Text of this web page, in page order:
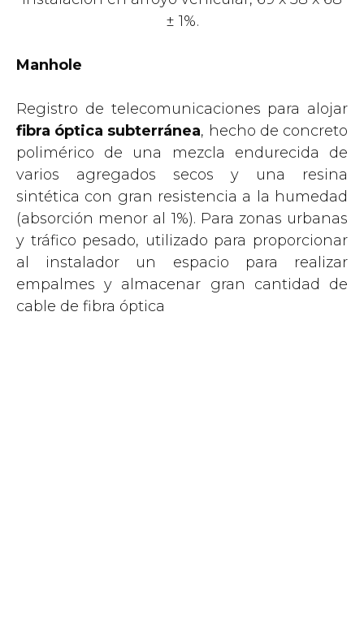
± 1%.
Manhole
Registro de telecomunicaciones para alojar
fibra óptica subterránea, hecho de concreto
polimérico de una mezcla endurecida de
varios agregados secos y una resina
sintética con gran resistencia a la humedad
(absorción menor al 1%). Para zonas urbanas
y tráfico pesado, utilizado para proporcionar
al instalador un espacio para realizar
empalmes y almacenar gran cantidad de
cable de fibra óptica